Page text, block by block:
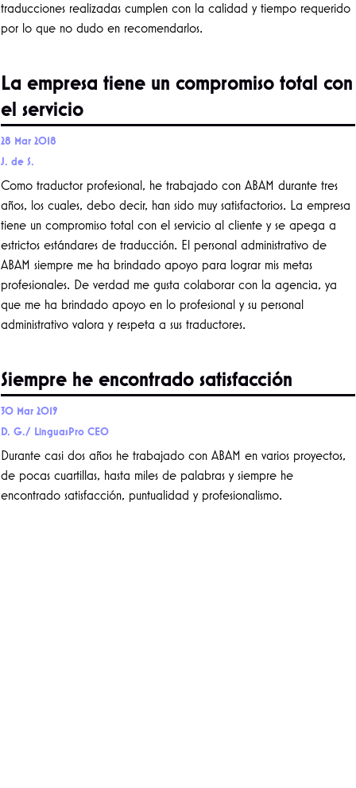
traducciones realizadas cumplen con la calidad y tiempo requerido
por lo que no dudo en recomendarlos.
La empresa tiene un compromiso total con
el servicio
28 Mar 2018
J. de S.
Como traductor profesional, he trabajado con ABAM durante tres
años, los cuales, debo decir, han sido muy satisfactorios. La empresa
tiene un compromiso total con el servicio al cliente y se apega a
estrictos estándares de traducción. El personal administrativo de
ABAM siempre me ha brindado apoyo para lograr mis metas
profesionales. De verdad me gusta colaborar con la agencia, ya
que me ha brindado apoyo en lo profesional y su personal
administrativo valora y respeta a sus traductores.
Siempre he encontrado satisfacción
30 Mar 2019
D. G./ LinguasPro CEO
Durante casi dos años he trabajado con ABAM en varios proyectos,
de pocas cuartillas, hasta miles de palabras y siempre he
encontrado satisfacción, puntualidad y profesionalismo.